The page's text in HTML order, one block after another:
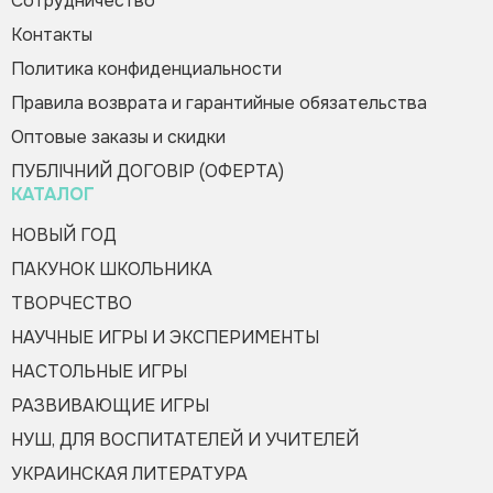
Оформить заказ
Контакты
Политика конфиденциальности
Правила возврата и гарантийные обязательства
Оптовые заказы и скидки
ПУБЛІЧНИЙ ДОГОВІР (ОФЕРТА)
КАТАЛОГ
НОВЫЙ ГОД
ПАКУНОК ШКОЛЬНИКА
ТВОРЧЕСТВО
НАУЧНЫЕ ИГРЫ И ЭКСПЕРИМЕНТЫ
НАСТОЛЬНЫЕ ИГРЫ
РАЗВИВАЮЩИЕ ИГРЫ
НУШ, ДЛЯ ВОСПИТАТЕЛЕЙ И УЧИТЕЛЕЙ
УКРАИНСКАЯ ЛИТЕРАТУРА